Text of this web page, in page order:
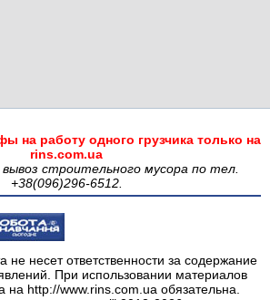
на работу одного грузчика только на
rins.com.ua
строительного мусора по тел.
+38(096)296-6512.
не несет ответственности за содержание
При использовании материалов
на http://www.rins.com.ua обязательна.